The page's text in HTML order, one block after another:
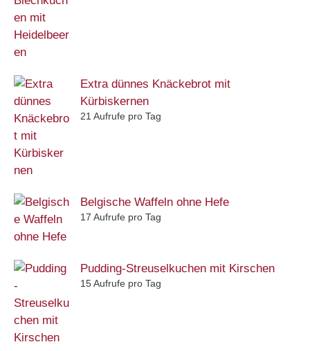
Extra dünnes Knäckebrot mit
Kürbiskernen
21 Aufrufe pro Tag
Belgische Waffeln ohne Hefe
17 Aufrufe pro Tag
Pudding-Streuselkuchen mit Kirschen
15 Aufrufe pro Tag